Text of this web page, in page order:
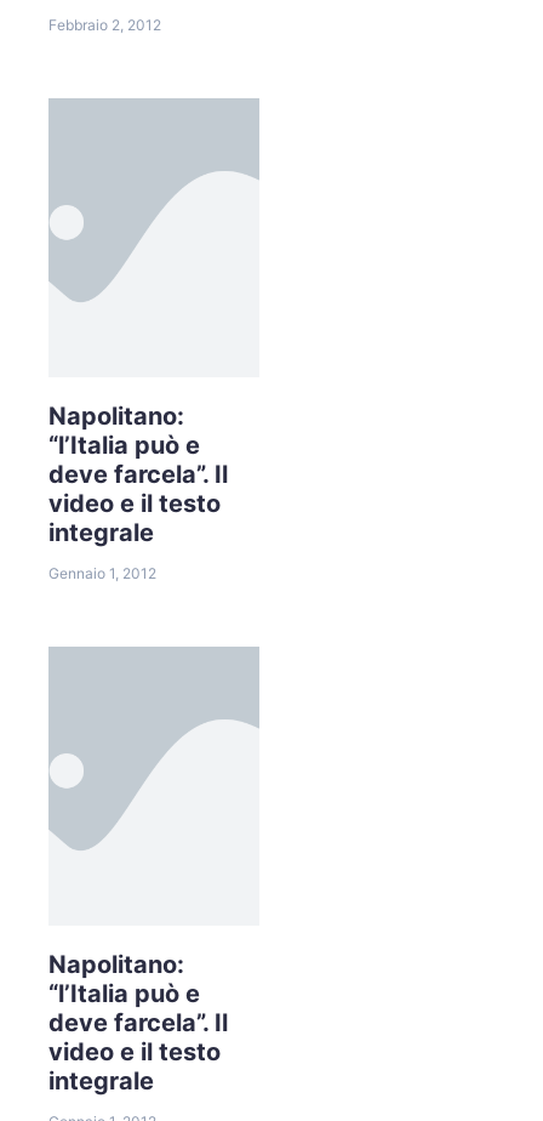
Febbraio 2, 2012
Napolitano:
“l’Italia può e
deve farcela”. Il
video e il testo
integrale
Gennaio 1, 2012
Napolitano:
“l’Italia può e
deve farcela”. Il
video e il testo
integrale